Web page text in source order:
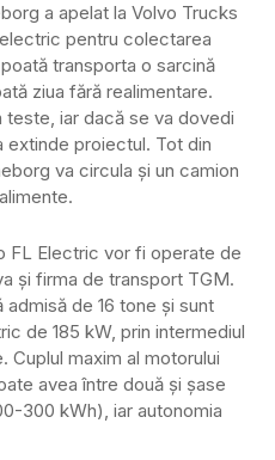
a apelat la Volvo Trucks
pentru colectarea
transporta o sarcină
ziua fără realimentare.
iar dacă se va dovedi
extinde proiectul. Tot din
va circula și un camion
FL Electric vor fi operate de
și firma de transport TGM.
admisă de 16 tone și sunt
de 185 kW, prin intermediul
Cuplul maxim al motorului
avea între două și șase
300 kWh), iar autonomia